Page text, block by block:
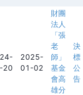
20
2025-
01-02
財團
法人
「張
老
師」
基金
會高
雄分
決
標
公
告